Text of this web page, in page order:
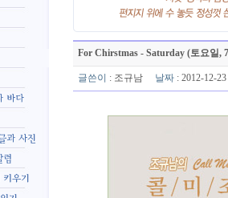
For Chirstmas - Saturday (토요일,
글쓴이 : 조규남 날짜 : 2012-12-